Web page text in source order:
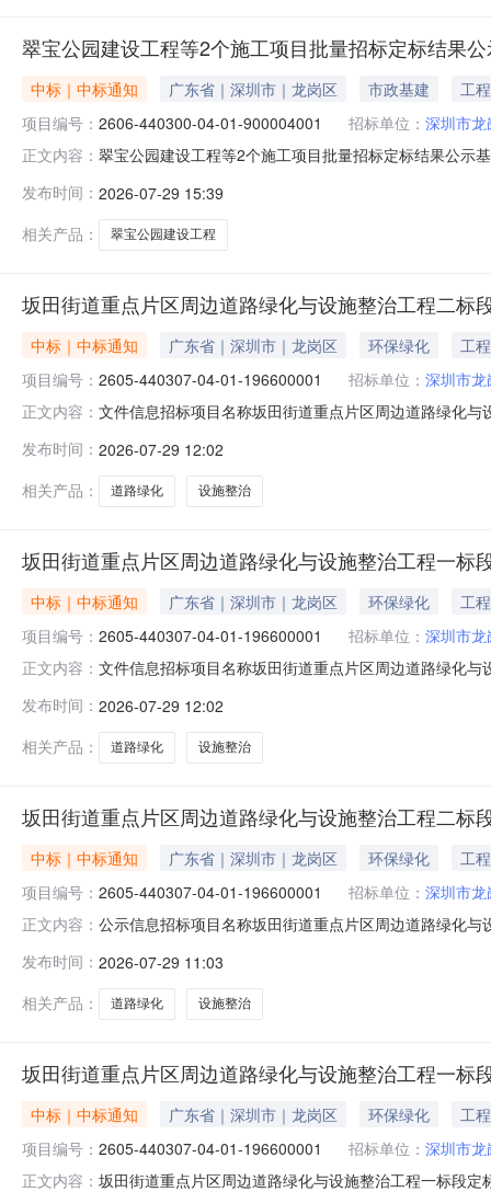
翠宝公园建设工程等2个施工项目批量招标定标结果
中标｜中标通知 广东省｜深圳市｜龙岗区 市政基建
工程
项目编号： 2606-440300-04-01-900004001 招标单位： 深圳市
正文内容： 翠宝公园建设工程等2个施工项目批量招标定标结果公示
定标时间：2026-07-2915:00:00~2026-07-2915:20:37
发布时间： 2026-07-29 15:39
相关产品：
翠宝公园建设工程
坂田街道重点片区周边道路绿化与设施整治工程二标
中标｜中标通知 广东省｜深圳市｜龙岗区 环保绿化
工程
项目编号： 2605-440307-04-01-196600001 招标单位： 深圳市
正文内容： 文件信息招标项目名称坂田街道重点片区周边道路绿化
号：2605-440307-04-01-196600001002标段名称：坂
发布时间： 2026-07-29 12:02
相关产品：
道路绿化 设施整治
坂田街道重点片区周边道路绿化与设施整治工程一标
中标｜中标通知 广东省｜深圳市｜龙岗区 环保绿化
工程
项目编号： 2605-440307-04-01-196600001 招标单位： 深圳市
正文内容： 文件信息招标项目名称坂田街道重点片区周边道路绿化
号：2605-440307-04-01-196600001001标段名称：坂
发布时间： 2026-07-29 12:02
相关产品：
道路绿化 设施整治
坂田街道重点片区周边道路绿化与设施整治工程二标
中标｜中标通知 广东省｜深圳市｜龙岗区 环保绿化
工程
项目编号： 2605-440307-04-01-196600001 招标单位： 深圳市
正文内容： 公示信息招标项目名称坂田街道重点片区周边道路绿化
号：2605-440307-04-01-196600001002标段名称：坂
发布时间： 2026-07-29 11:03
相关产品：
道路绿化 设施整治
坂田街道重点片区周边道路绿化与设施整治工程一标
中标｜中标通知 广东省｜深圳市｜龙岗区 环保绿化
工程
项目编号： 2605-440307-04-01-196600001 招标单位： 深圳市
正文内容： 坂田街道重点片区周边道路绿化与设施整治工程一标段